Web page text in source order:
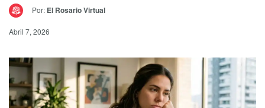
Por: El Rosario Virtual
Abril 7, 2026